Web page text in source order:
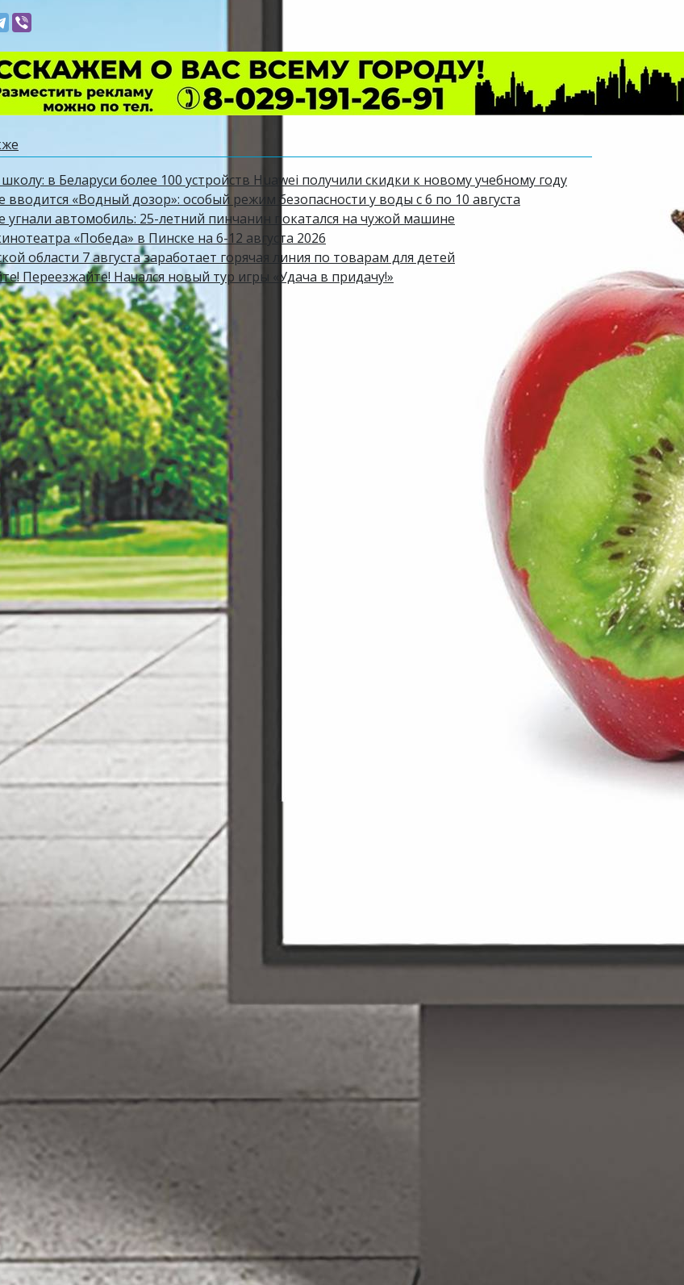
в Беларуси более 100 устройств Huawei получили скидки к новому учебному году
вводится «Водный дозор»: особый режим безопасности у воды с 6 по 10 августа
угнали автомобиль: 25-летний пинчанин покатался на чужой машине
«Победа» в Пинске на 6-12 августа 2026
области 7 августа заработает горячая линия по товарам для детей
Переезжайте! Начался новый тур игры «Удача в придачу!»